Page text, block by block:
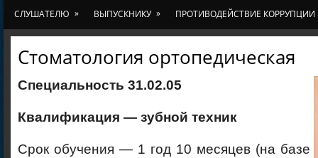
СЛУШАТЕЛЮ » ВЫПУСКНИКУ » ПРОТИВОДЕЙСТВИЕ КОРРУПЦИИ
Стоматология ортопедическая
Специальность 31.02.05
Квалификация — зубной техник
Срок обучения — 1 год 10 месяцев (на базе